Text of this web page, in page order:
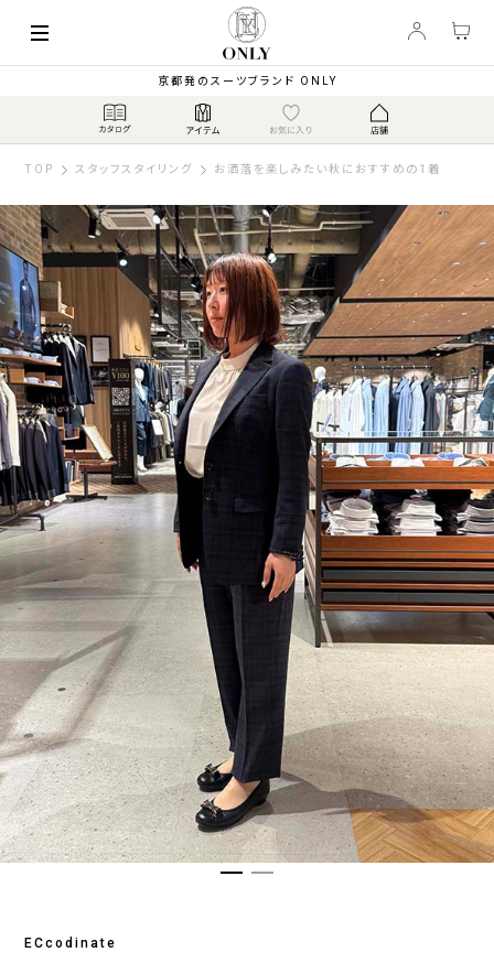
京都発のスーツブランド ONLY
TOP スタッフスタイリング お洒落を楽しみたい秋におすすめの1着
ECcodinate